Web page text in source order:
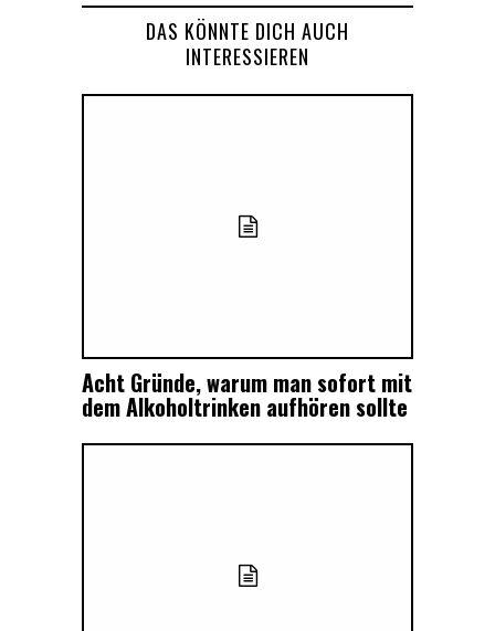
DAS KÖNNTE DICH AUCH
INTERESSIEREN
Acht Gründe, warum man sofort mit
dem Alkoholtrinken aufhören sollte